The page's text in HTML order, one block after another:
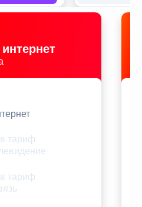
тариф
тариф